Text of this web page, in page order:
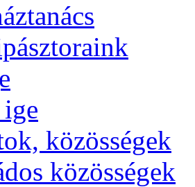
közösségek
közösségek